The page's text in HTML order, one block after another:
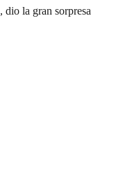
la gran sorpresa